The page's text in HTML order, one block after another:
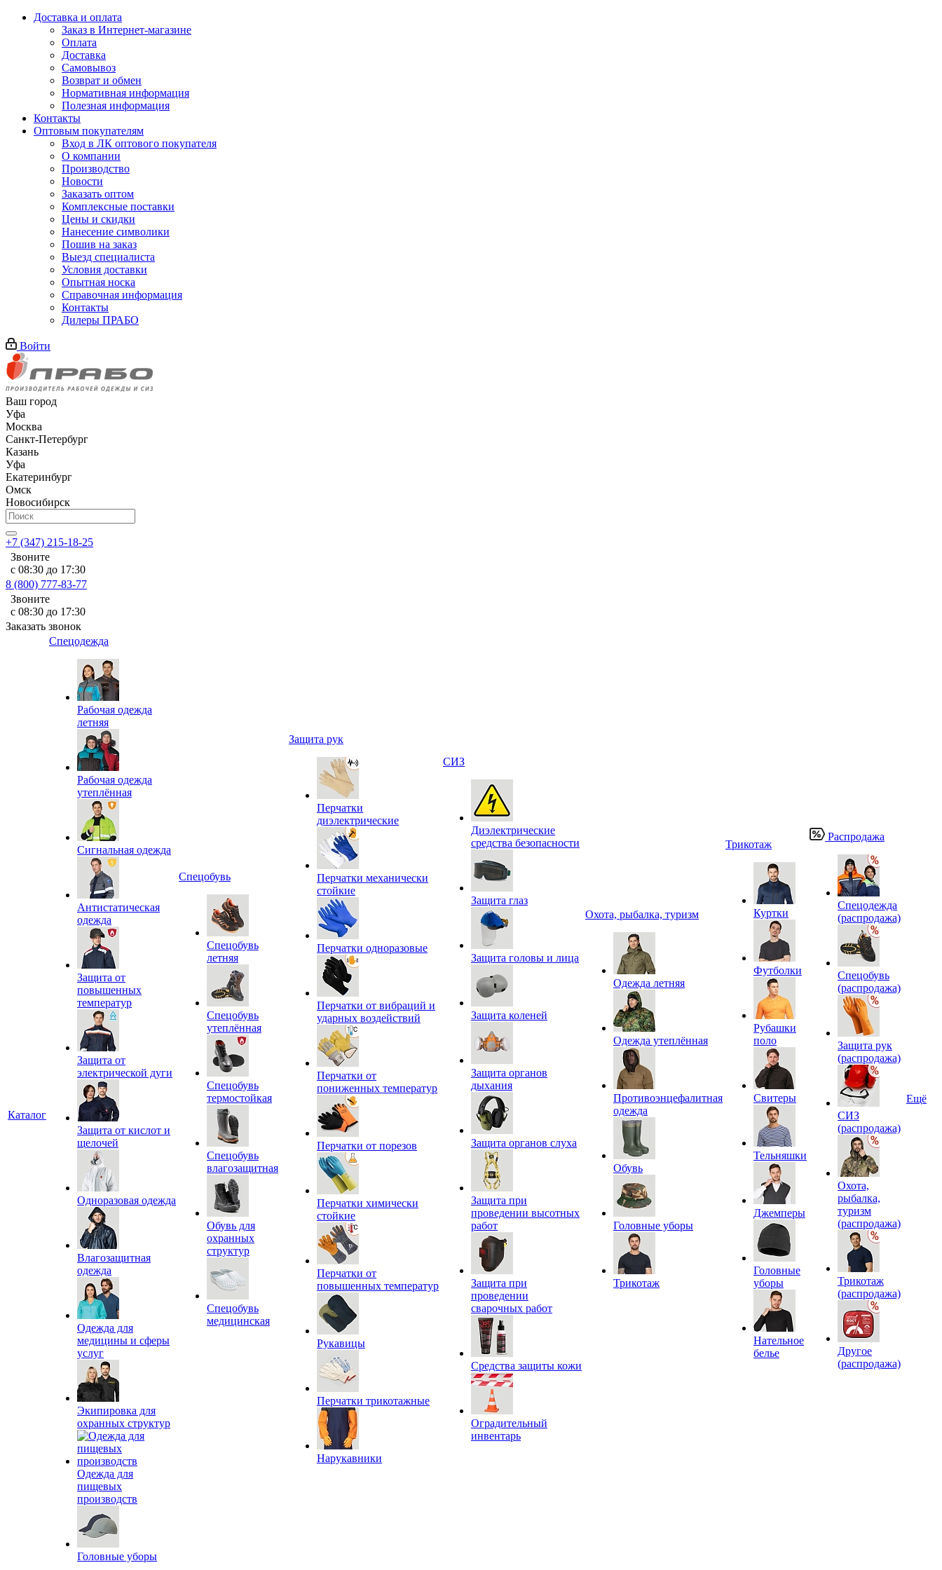
Доставка и оплата
Заказ в Интернет-магазине
Оплата
Доставка
Самовывоз
Возврат и обмен
Нормативная информация
Полезная информация
Контакты
Оптовым покупателям
Вход в ЛК оптового покупателя
О компании
Производство
Новости
Заказать оптом
Комплексные поставки
Цены и скидки
Нанесение символики
Пошив на заказ
Выезд специалиста
Условия доставки
Опытная носка
Справочная информация
Контакты
Дилеры ПРАБО
Войти
Ваш город
Уфа
Москва
Санкт-Петербург
Казань
Уфа
Екатеринбург
Омск
Новосибирск
+7 (347) 215-18-25
Звоните
с 08:30 до 17:30
8 (800) 777-83-77
Звоните
с 08:30 до 17:30
Заказать звонок
Каталог
Спецодежда
Рабочая одежда
летняя
Рабочая одежда
утеплённая
Сигнальная одежда
Антистатическая
одежда
Защита от
повышенных
температур
Защита от
электрической дуги
Защита от кислот и
щелочей
Одноразовая одежда
Влагозащитная
одежда
Одежда для
медицины и сферы
услуг
Экипировка для
охранных структур
Одежда для
пищевых
производств
Головные уборы
Спецобувь
Спецобувь
летняя
Спецобувь
утеплённая
Спецобувь
термостойкая
Спецобувь
влагозащитная
Обувь для
охранных
структур
Спецобувь
медицинская
Защита рук
Перчатки
диэлектрические
Перчатки механически
стойкие
Перчатки одноразовые
Перчатки от вибраций и
ударных воздействий
Перчатки от
пониженных температур
Перчатки от порезов
Перчатки химически
стойкие
Перчатки от
повышенных температур
Рукавицы
Перчатки трикотажные
Нарукавники
СИЗ
Диэлектрические
средства безопасности
Защита глаз
Защита головы и лица
Защита коленей
Защита органов
дыхания
Защита органов слуха
Защита при
проведении высотных
работ
Защита при
проведении
сварочных работ
Средства защиты кожи
Оградительный
инвентарь
Охота, рыбалка, туризм
Одежда летняя
Одежда утеплённая
Противоэнцефалитная
одежда
Обувь
Головные уборы
Трикотаж
Трикотаж
Куртки
Футболки
Рубашки
поло
Свитеры
Тельняшки
Джемперы
Головные
уборы
Нательное
белье
Распродажа
Спецодежда
(распродажа)
Спецобувь
(распродажа)
Защита рук
(распродажа)
СИЗ
(распродажа)
Охота,
рыбалка,
туризм
(распродажа)
Трикотаж
(распродажа)
Другое
(распродажа)
Ещё